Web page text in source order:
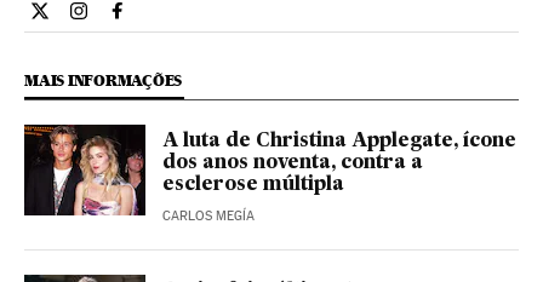
Cultura El País Brasil en Twitter
Cultura El País Brasil en Instagram
Cultura El País Brasil en Facebook
MAIS INFORMAÇÕES
A luta de Christina Applegate, ícone
dos anos noventa, contra a
esclerose múltipla
CARLOS MEGÍA